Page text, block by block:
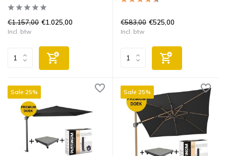
€1.157,00 €1.025,00
Incl. btw
€583,00 €525,00
Incl. btw
Sale 25% Sale 25%